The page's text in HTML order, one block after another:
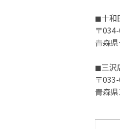
◼︎十和
〒
青森
◼︎三沢
〒
青森